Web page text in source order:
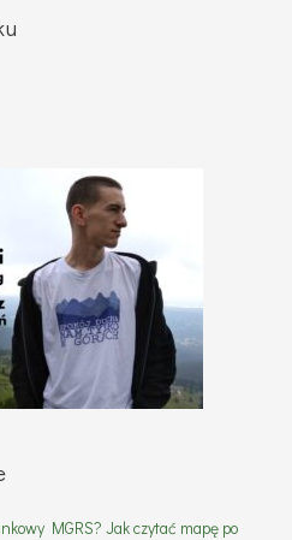
MGRS? Jak czytać mapę po